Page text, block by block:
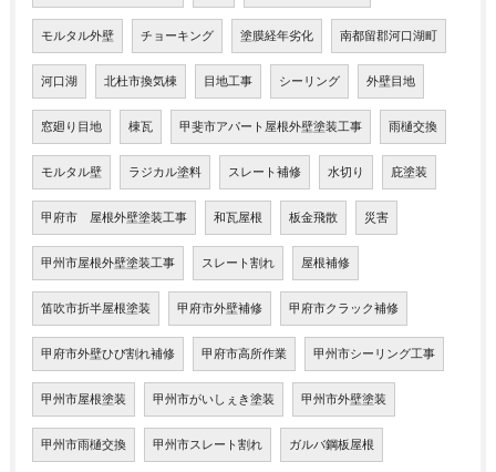
モルタル外壁 チョーキング 塗膜経年劣化 南都留郡河口湖町
河口湖 北杜市換気棟 目地工事 シーリング 外壁目地
窓廻り目地 棟瓦 甲斐市アパート屋根外壁塗装工事 雨樋交換
モルタル壁 ラジカル塗料 スレート補修 水切り 庇塗装
甲府市 屋根外壁塗装工事 和瓦屋根 板金飛散 災害
甲州市屋根外壁塗装工事 スレート割れ 屋根補修
笛吹市折半屋根塗装 甲府市外壁補修 甲府市クラック補修
甲府市外壁ひび割れ補修 甲府市高所作業 甲州市シーリング工事
甲州市屋根塗装 甲州市がいしぇき塗装 甲州市外壁塗装
甲州市雨樋交換 甲州市スレート割れ ガルバ鋼板屋根